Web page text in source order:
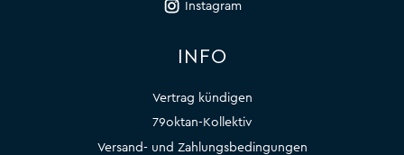
Instagram
INFO
Vertrag kündigen
79oktan-Kollektiv
Versand- und Zahlungsbedingungen